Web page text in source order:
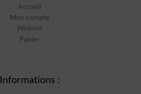
Accueil
Mon compte
Wishlist
Panier
Informations :